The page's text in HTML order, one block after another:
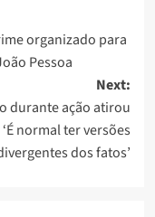
organizado para
Pessoa
Next:
durante ação atirou
normal ter versões
dos fatos’